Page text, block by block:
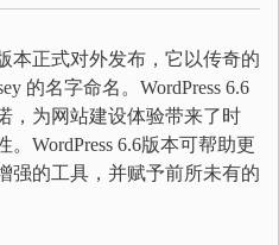
本正式对外发布，它以传奇的
的名字命名。WordPress 6.6
，为网站建设体验带来了时
WordPress 6.6版本可帮助更
强的工具，并赋予前所未有的